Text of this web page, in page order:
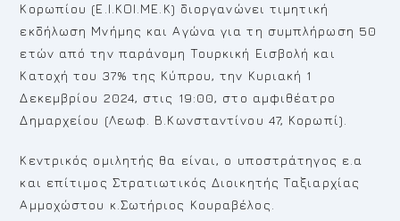
Κορωπίου (Ε.Ι.ΚΟΙ.ΜΕ.Κ) διοργανώνει τιμητική
εκδήλωση Μνήμης και Αγώνα για τη συμπλήρωση 50
ετών από την παράνομη Τουρκική Εισβολή και
Κατοχή του 37% της Κύπρου, την Κυριακή 1
Δεκεμβρίου 2024, στις 19:00, στο αμφιθέατρο
Δημαρχείου (Λεωφ. Β.Κωνσταντίνου 47, Κορωπί).
Κεντρικός ομιλητής θα είναι, ο υποστράτηγος ε.α
και επίτιμος Στρατιωτικός Διοικητής Ταξιαρχίας
Αμμοχώστου κ.Σωτήριος Κουραβέλος.